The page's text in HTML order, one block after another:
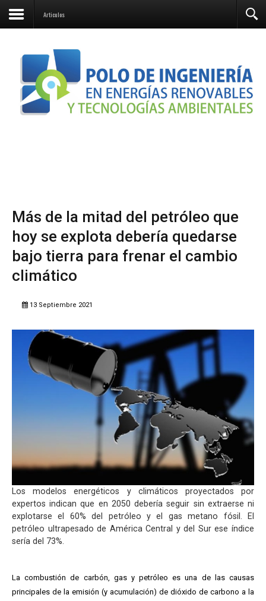
Articulos
Más de la mitad del petróleo que
hoy se explota debería quedarse
bajo tierra para frenar el cambio
climático
13 Septiembre 2021
Los modelos energéticos y climáticos proyectados por
expertos indican que en 2050 debería seguir sin extraerse ni
explotarse el 60% del petróleo y el gas metano fósil. El
petróleo ultrapesado de América Central y del Sur ese índice
sería del 73%.
La combustión de carbón, gas y petróleo es una de las causas
principales de la emisión (y acumulación) de dióxido de carbono a la